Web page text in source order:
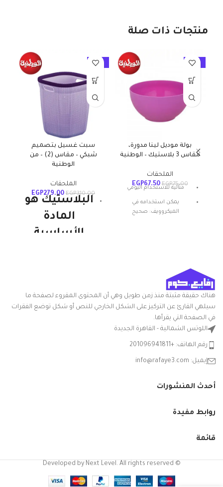
منتجات ذات صلة
-10%
بولة موديل لينا مدورة،
مقاس 3 بلاستيك – الوطنية
الملحقات
EGP75.00
EGP67.50
مثالية للاستخدام اليومي
يمكن استخدامه في
الميكروويف: صحيح
-10%
سبت غسيل بتصميم
شبكي – مقاس (2) – من
الوطنية
الملحقات
EGP310.00
EGP279.00
البلاستيك هو
المادة
الأساسية
قوية ومتينة
وهي بلاستيك
متين وصحي.
هناك حقيقة مثبتة منذ زمن طويل وهي أن المحتوى المقروء لصفحة ما
سيلهي القارئ عن التركيز على الشكل الخارجي للنص أو شكل توضع الفقرات
في الصفحة التي يقرأها.
اللوتس الشمالية - القاهرة الجديدة
رقم الهاتف: +201096941811
إيميل: info@rafaye3.com
أحدث المنشورات
روابط مفيدة
قائمة
© Developed by Next Level. All rights reserved